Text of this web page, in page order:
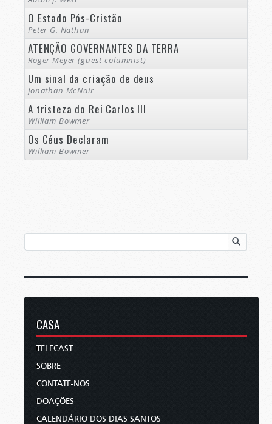
O Estado Pós-Cristão
Peter G. Nathan
ATENÇÃO GOVERNANTES DA TERRA
Roger Meyer (guest columnist)
Um sinal da criação de deus
Jonathan McNair
A tristeza do Rei Carlos III
William Bowmer
Os Céus Declaram
William Bowmer
CASA
TELECAST
SOBRE
CONTATE-NOS
DOAÇÕES
CALENDÁRIO DOS DIAS SANTOS